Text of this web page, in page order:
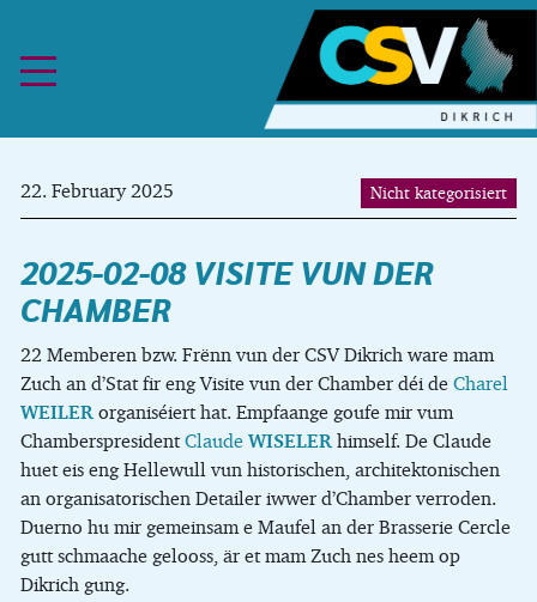
2025-02-08 VISITE VUN DER
CHAMBER
22. February 2025 Nicht kategorisiert
22 Memberen bzw. Frënn vun der CSV Dikrich ware mam
Zuch an d’Stat fir eng Visite vun der Chamber déi deCharel
WEILERorganiséiert hat. Empfaange goufe mir vum
ChamberspresidentClaudeWISELERhimself. De Claude
huet eis eng Hellewull vun historischen, architektonischen
an organisatorischen Detailer iwwer d’Chamber verroden.
Duerno hu mir gemeinsam e Maufel an der Brasserie Cercle
gutt schmaache gelooss, är et mam Zuch nes heem op
Dikrich gung.